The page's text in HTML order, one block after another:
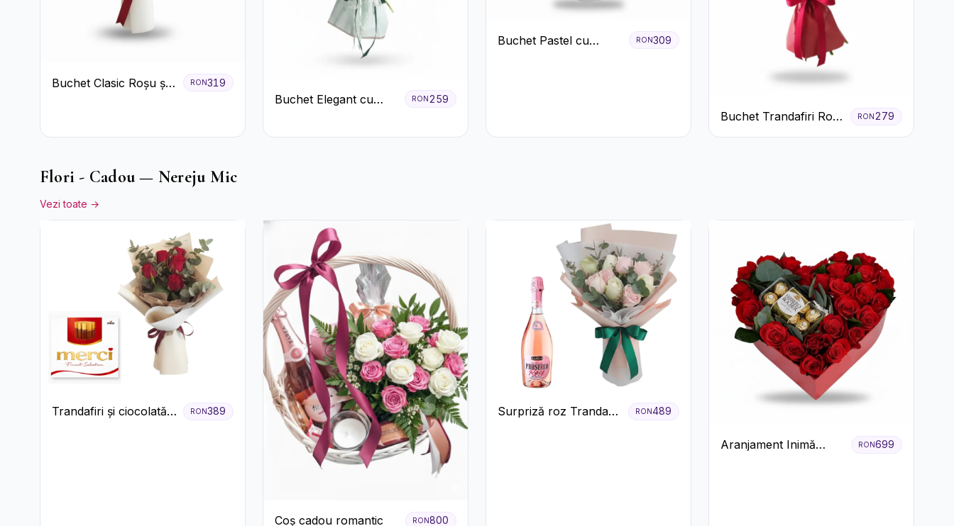
Buchet Clasic Roșu și
RON319
Buchet Elegant cu
RON 259
Buchet Pastel cu
RON309
Buchet Trandafiri Roșii
Gerbera și Verdeață
RON279
Flori - Cadou — Nereju Mic
Vezi toate →
Trandafiri și ciocolată
RON389
Coș cadou romantic RON800
Surpriză roz Trandafiri
RON489
Aranjament Inimă
RON699